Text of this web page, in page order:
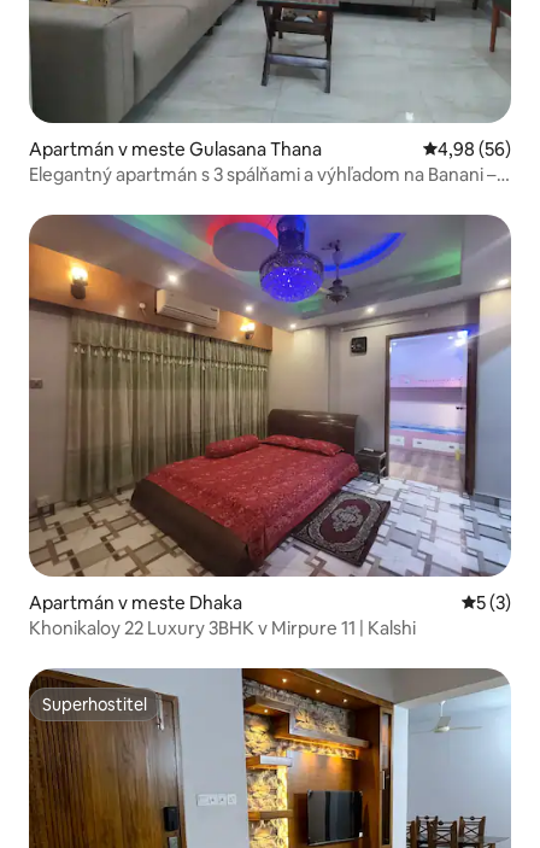
Apartmán v meste Gulasana Thana Priemerné
4,98 (56)
Elegantný apartmán s 3 spálňami a výhľadom na Banani –
Apartmán v meste Dhaka
5 (3)
Khonikaloy 22 Luxury 3BHK v Mirpure 11 | Kalshi
Superhostiteľ
Superhostiteľ